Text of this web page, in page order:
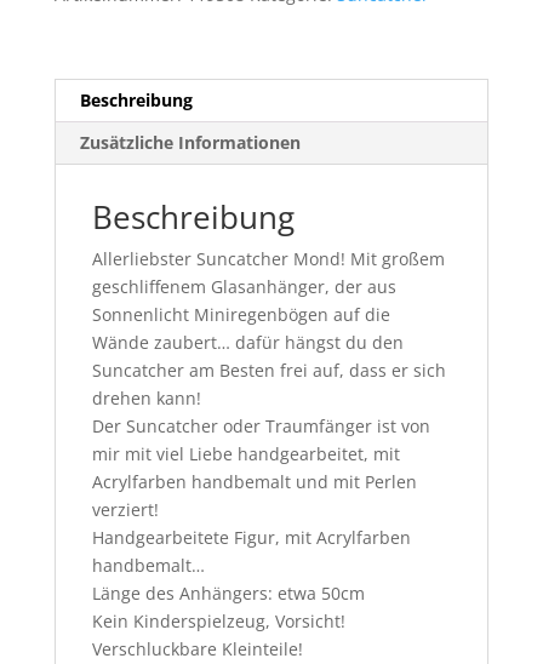
Beschreibung
Zusätzliche Informationen
Beschreibung
Allerliebster Suncatcher Mond! Mit großem
geschliffenem Glasanhänger, der aus
Sonnenlicht Miniregenbögen auf die
Wände zaubert… dafür hängst du den
Suncatcher am Besten frei auf, dass er sich
drehen kann!
Der Suncatcher oder Traumfänger ist von
mir mit viel Liebe handgearbeitet, mit
Acrylfarben handbemalt und mit Perlen
verziert!
Handgearbeitete Figur, mit Acrylfarben
handbemalt…
Länge des Anhängers: etwa 50cm
Kein Kinderspielzeug, Vorsicht!
Verschluckbare Kleinteile!